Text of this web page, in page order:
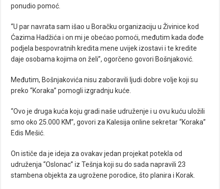
ponudio pomoć.
“U par navrata sam išao u Boračku organizaciju u Živinice kod
Ćazima Hadžića i on mi je obećao pomoći, međutim kada dođe
podjela bespovratnih kredita mene uvijek izostavi i te kredite
daje osobama kojima on želi”, ogorčeno govori Bošnjaković.
Međutim, Bošnjakovića nisu zaboravili ljudi dobre volje koji su
preko “Koraka” pomogli izgradnju kuće.
“Ovo je druga kuća koju gradi naše udruženje i u ovu kuću uložili
smo oko 25.000 KM”, govori za Kalesija online sekretar “Koraka”
Edis Mešić.
On ističe da je ideja za ovakav jedan projekat potekla od
udruženja “Oslonac” iz Tešnja koji su do sada napravili 23
stambena objekta za ugrožene porodice, što planira i Korak.